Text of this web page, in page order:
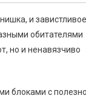
и завистливое
обитателями
но и ненавязчиво
блоками с